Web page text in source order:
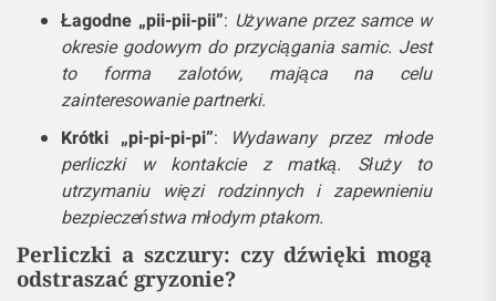
Łagodne „pii-pii-pii”: Używane przez samce w
okresie godowym do przyciągania samic. Jest
to forma zalotów, mająca na celu
zainteresowanie partnerki.
Krótki „pi-pi-pi-pi”:
Wydawany przez młode
perliczki w kontakcie z matką. Służy to
utrzymaniu więzi rodzinnych i zapewnieniu
bezpieczeństwa młodym ptakom.
Perliczki a szczury: czy dźwięki mogą
odstraszać gryzonie?